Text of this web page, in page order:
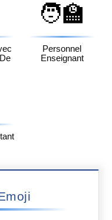
🧑‍🏫
Personnel
Enseignant